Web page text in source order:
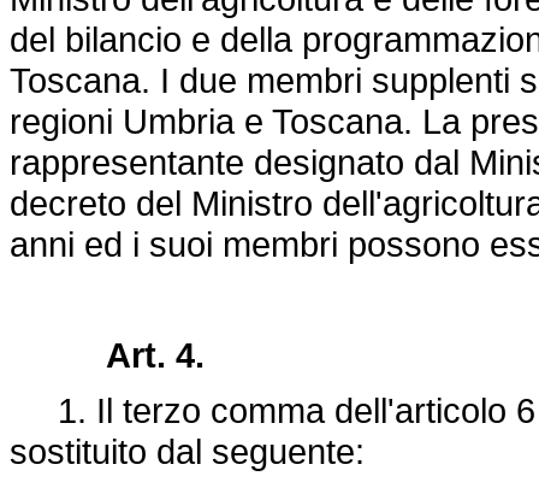
del bilancio e della
Toscana. I due membri supplenti
regioni Umbria e Toscana. La
rappresentante designato dal
decreto del Ministro
anni ed i suoi membri possono
Art. 4.
1. Il terzo comma dell'articolo
sostituito dal seguente: